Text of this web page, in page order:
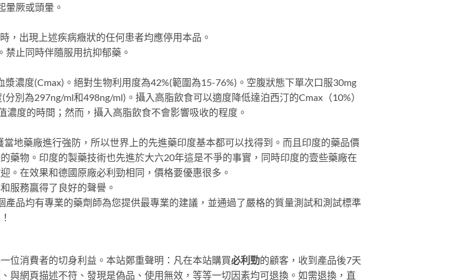
暈厥或頭暈。
，出現上述疾病癥狀的任何患者均應停用本品。
止同時伴隨服用抗抑郁藥。
濃度(Cmax)。絕對生物利用度為42%(範圍為15-76%)。空腹狀態下單次口服30mg
別為297ng/ml和498ng/ml)。攝入高脂飲食可以適度降低達泊西汀的Cmax（10%）
度的時間；然而，攝入高脂飲食不會影響吸收的程度。
地藥廠進行強防，所以世界上的先進藥印度基本都可以找得到。而且印度的藥品價
藥物。印度的製藥技術也先進於大六20年這是不爭的事實，同時印度的壹些藥廠在
。在效果和德國原廠必利勁相同，價格要優惠很多。
服務贏得了良好的聲譽。
品均有專業的藥劑師為您提供最專業的建議，並通過了嚴格的質量測試和測試標準
位消費者的切身利益。本站鄭重聲明：凡在本站購買必利勁的顧客，收到產品後7天
與網頁描述不符、發現是偽品、使用無效，等等一切因素均可退換。如需退換，直